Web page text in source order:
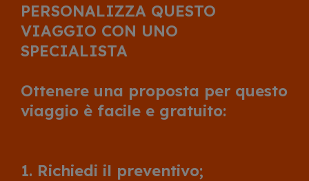
PERSONALIZZA QUESTO
VIAGGIO CON UNO
SPECIALISTA
Ottenere una proposta per questo
viaggio è facile e gratuito:
1. Richiedi il preventivo;